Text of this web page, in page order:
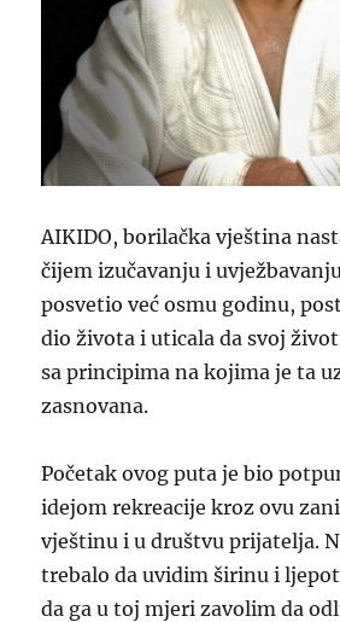
AIKIDO, borilačka vještina
čijem izučavanju i
posvetio već osmu godinu,
dio života i uticala da svoj
sa principima na kojima je ta
zasnovana.
Početak ovog puta je bio
idejom rekreacije kroz ovu
vještinu i u društvu prijatelja.
trebalo da uvidim širinu i
da ga u toj mjeri zavolim da